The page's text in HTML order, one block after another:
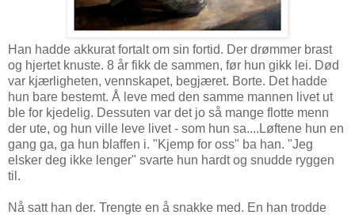
Han hadde akkurat fortalt om sin fortid. Der drømmer brast
og hjertet knuste. 8 år fikk de sammen, før hun gikk lei. Død
var kjærligheten, vennskapet, begjæret. Borte. Det hadde
hun bare bestemt. Å leve med den samme mannen livet ut
ble for kjedelig. Dessuten var det jo så mange flotte menn
der ute, og hun ville leve livet - som hun sa....Løftene hun en
gang ga, ga hun blaffen i. "Kjemp for oss" ba han. "Jeg
elsker deg ikke lenger" svarte hun hardt og snudde ryggen
til.
Nå satt han der. Trengte en å snakke med. En han trodde